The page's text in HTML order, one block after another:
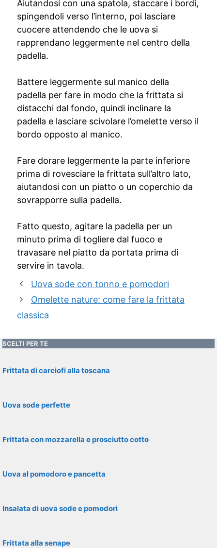
Aiutandosi con una spatola, staccare i bordi,
spingendoli verso l’interno, poi lasciare
cuocere attendendo che le uova si
rapprendano leggermente nel centro della
padella.
Battere leggermente sul manico della
padella per fare in modo che la frittata si
distacchi dal fondo, quindi inclinare la
padella e lasciare scivolare l’omelette verso il
bordo opposto al manico.
Fare dorare leggermente la parte inferiore
prima di rovesciare la frittata sull’altro lato,
aiutandosi con un piatto o un coperchio da
sovrapporre sulla padella.
Fatto questo, agitare la padella per un
minuto prima di togliere dal fuoco e
travasare nel piatto da portata prima di
servire in tavola.
Uova sode con tonno e pomodori
Omelette nature: come fare la frittata
classica
SCELTI PER TE
Frittata di carciofi alla toscana
Uova sode perfette
Frittata con mozzarella e prosciutto cotto
Uova al pomodoro e pancetta
Insalata di uova sode e pomodori
Frittata alla senape